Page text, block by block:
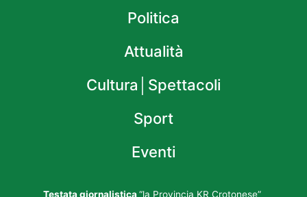
Politica
Attualità
Cultura│Spettacoli
Sport
Eventi
Testata giornalistica “la Provincia KR Crotonese”